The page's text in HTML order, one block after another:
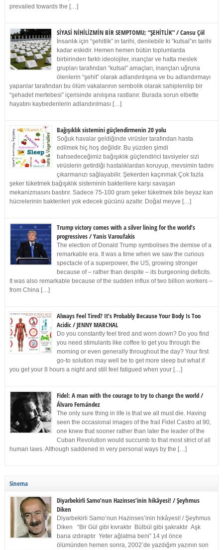
prevailed towards the […]
SİYASİ NİHİLİZMİN BİR SEMPTOMU; “ŞEHİTLİK” / Cansu Çöl
İnsanlık için “şehitlik” in tarihi, denilebilir ki “kutsal”ın tarihi
kadar eskidir. Hemen hemen bütün toplumlarda
birbirinden farklı ideolojiler, inançlar ve hatta meslek
grupları tarafından “kutsal” amaçları, inançları uğruna
ölenlerin “şehit” olarak adlandırılışına ve bu adlandırmayı
yapanlar tarafından bu ölüm vakalarının sembolik olarak sahiplenilip bir
“şehadet mertebesi” içerisinde anılışına rastlanır. Burada sorun elbette
hayatını kaybedenlerin adlandırılması […]
Bağışıklık sistemini güçlendirmenin 20 yolu
Soğuk havalar geldiğinde virüsler tarafından hasta
edilmek hiç hoş değildir. Bu yüzden şimdi
bahsedeceğimiz bağışıklık güçlendirici tavsiyeler sizi
virüslerin getirdiği hastalıklardan koruyup, mevsimin tadını
çıkarmanızı sağlayabilir. Şekerden kaçınmak Çok fazla
şeker tüketmek bağışıklık sisteminin bakterilere karşı savaşan
mekanizmasını bastırır. Sadece 75-100 gram şeker tüketmek bile beyaz kan
hücrelerinin bakterileri yok edecek gücünü azaltır. Doğal meyve […]
Trump victory comes with a silver lining for the world’s
progressives / Yanis Varoufakis
The election of Donald Trump symbolises the demise of a
remarkable era. It was a time when we saw the curious
spectacle of a superpower, the US, growing stronger
because of – rather than despite – its burgeoning deficits.
It was also remarkable because of the sudden influx of two billion workers –
from China […]
Always Feel Tired? It’s Probably Because Your Body Is Too
Acidic / JENNY MARCHAL
Do you constantly feel tired and worn down? Do you find
you need stimulants like coffee to get you through the
morning or even generally throughout the day? Your first
go-to solution may well be to get more sleep but what if
you get your 8 hours a night and still feel fatigued when your […]
Fidel: A man with the courage to try to change the world /
Álvaro Fernández
The only sure thing in life is that we all must die. Having
seen the occasional images of the frail Fidel Castro at 90,
one knew that sooner rather than later the leader of the
Cuban Revolution would succumb to that most strict of all
human laws. Although saddened in very personal ways by the […]
Sinema
Diyarbekirli Samo’nun Hazinses’inin hikâyesi! / Şeyhmus
Diken
Diyarbekirli Samo’nun Hazinses’inin hikâyesi! / Şeyhmus
Diken “Bir Gül gibi kıvraktır Bülbül gibi şakraktır Aşk
bana ızdıraptır Yeter ağlatma beni” 14 yıl önce
ölümünden hemen sonra, 2002’de yazdığım yazının son